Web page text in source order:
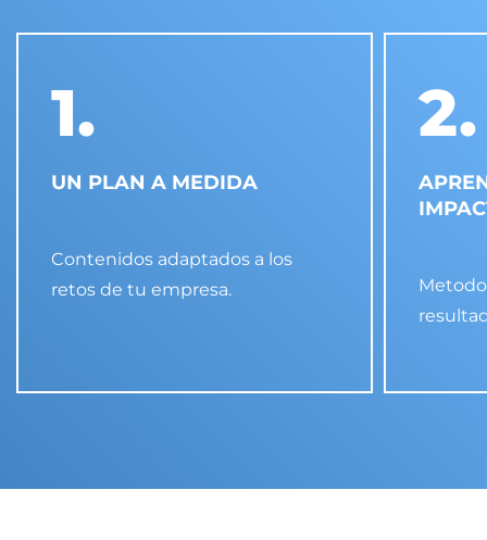
1.
UN PLAN A MEDIDA
Contenidos adaptados a los
retos de tu empresa.
2.